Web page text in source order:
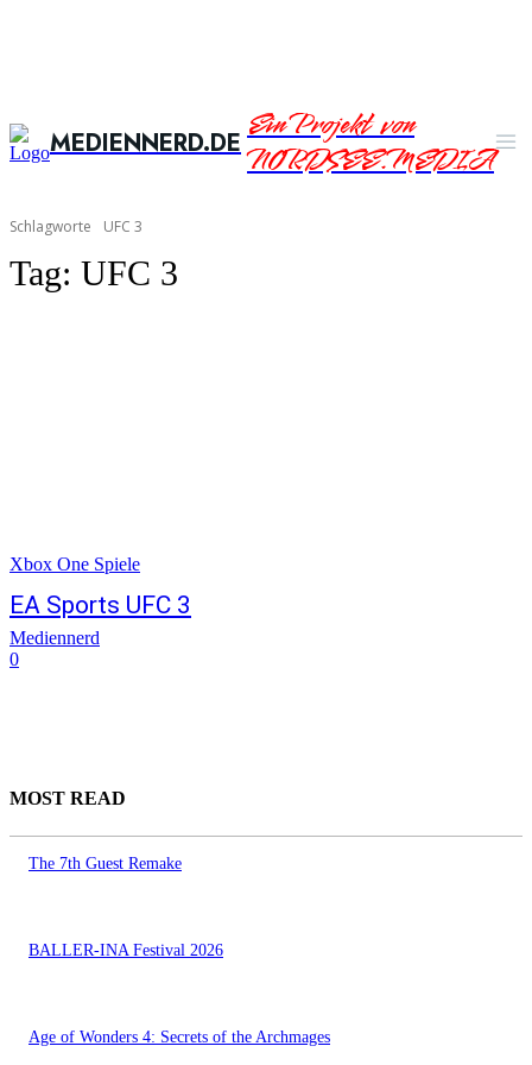
MEDIENNERD.DEEin Projekt von
NORDSEE.MEDIA
Schlagworte UFC 3
Tag: UFC 3
Xbox One Spiele
EA Sports UFC 3
Mediennerd
0
MOST READ
The 7th Guest Remake
BALLER-INA Festival 2026
Age of Wonders 4: Secrets of the Archmages